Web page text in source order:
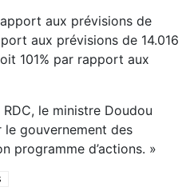
aux prévisions de
aux prévisions de 14.016
101% par rapport aux
le ministre Doudou
gouvernement des
programme d’actions. »